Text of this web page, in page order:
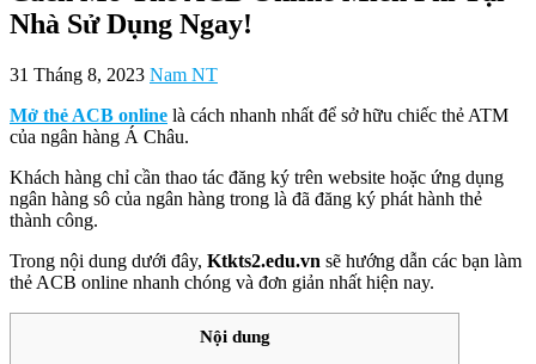
Nhà Sử Dụng Ngay!
31 Tháng 8, 2023 Nam NT
Mở thẻ ACB online là cách nhanh nhất để sở hữu chiếc thẻ ATM
của ngân hàng Á Châu.
Khách hàng chỉ cần thao tác đăng ký trên website hoặc ứng dụng
ngân hàng sô của ngân hàng trong là đã đăng ký phát hành thẻ
thành công.
Trong nội dung dưới đây, Ktkts2.edu.vn sẽ hướng dẫn các bạn làm
thẻ ACB online nhanh chóng và đơn giản nhất hiện nay.
Nội dung